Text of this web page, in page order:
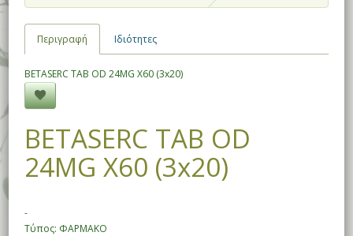
Περιγραφή Ιδιότητες
BETASERC TAB OD 24MG X60 (3x20)
BETASERC TAB OD
24MG X60 (3x20)
-
Τύπος: ΦΑΡΜΑΚΟ